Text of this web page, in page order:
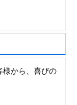
様から、喜びの